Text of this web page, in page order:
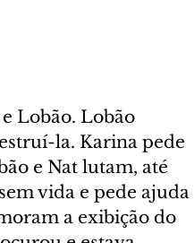
Lobão. Lobão
la. Karina pede
e Nat lutam, até
vida e pede ajuda
a exibição do